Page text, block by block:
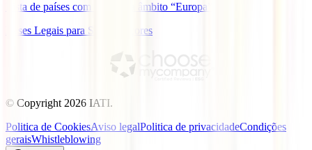
Lista de países com cobertura âmbito “Europa”
Bases Legais para Sorteio Açores
© Copyright 2026 IATI.
Politica de CookiesAviso legalPolitica de privacidadeCondições
geraisWhistleblowing